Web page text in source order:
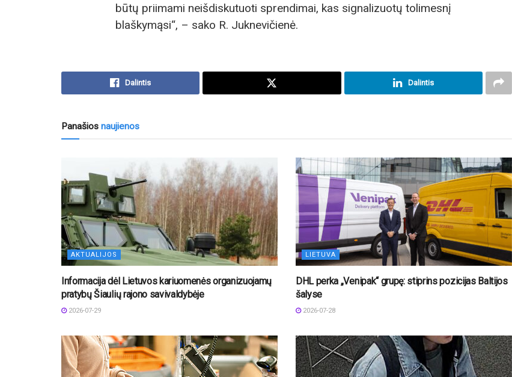
būtų priimami neišdiskutuoti sprendimai, kas signalizuotų tolimesnį
blaškymąsi“, – sako R. Juknevičienė.
Dalintis Dalintis
Panašios naujienos
AKTUALIJOS
Informacija dėl Lietuvos kariuomenės organizuojamų
pratybų Šiaulių rajono savivaldybėje
2026-07-29
LIETUVA
DHL perka „Venipak“ grupę: stiprins pozicijas Baltijos
šalyse
2026-07-28